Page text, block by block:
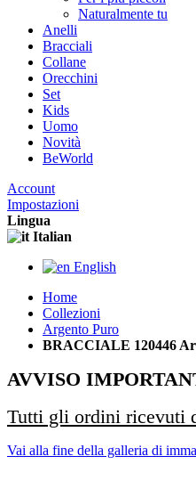
Naturalmente tu
Anelli
Bracciali
Collane
Orecchini
Set
Kids
Uomo
Novità
BeWorld
Account
Impostazioni
Lingua
Italian
English
Home
Collezioni
Argento Puro
BRACCIALE 120446
AVVISO
Tutti gli ordini ricevuti
Vai alla fine della galleria di